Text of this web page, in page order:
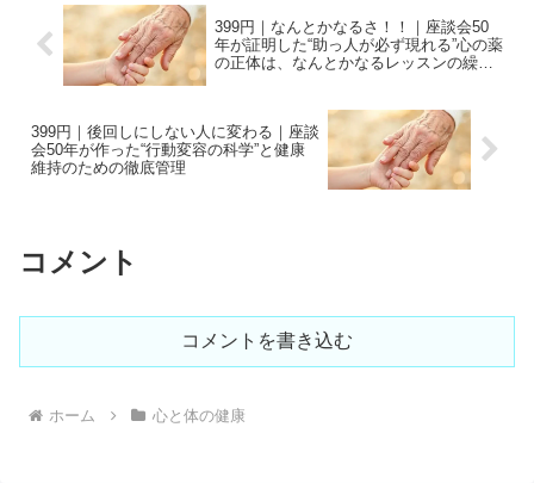
年の企業秘密を紹介します。
説。
399円｜なんとかなるさ！！｜座談会50
年が証明した“助っ人が必ず現れる”心の薬
の正体は、なんとかなるレッスンの繰り
399円｜後回しにしない人に変わる｜座談
会50年が作った“行動変容の科学”と健康
維持のための徹底管理
コメント
コメントを書き込む
ホーム 心と体の健康